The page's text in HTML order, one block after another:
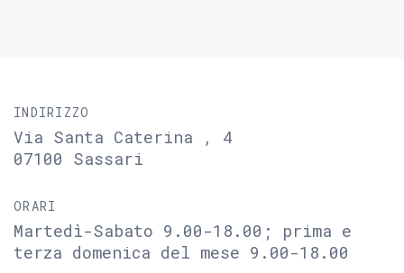
INDIRIZZO
Via Santa Caterina , 4
07100 Sassari
ORARI
Martedì-Sabato 9.00-18.00; prima e
terza domenica del mese 9.00-18.00